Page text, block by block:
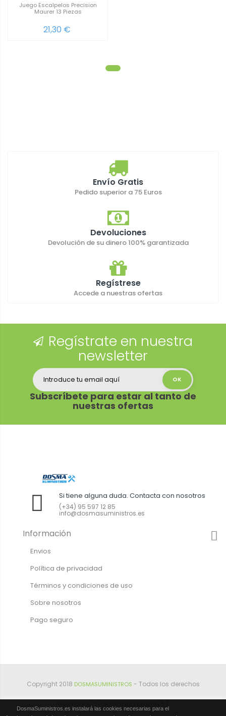
Juego Escalpelos Precision
Maurer 13 Piezas
21,30 €
Envío Gratis
Pedido superior a 75 Euros
Devoluciones
Devolución de su dinero 100% garantizada
Regístrese
Accede a nuestras ofertas
Regístrate en nuestra
newsletter
Subscríbete para estar al tanto de
nuestras ofertas
Si tiene alguna duda. Contacta con nosotros
(+34) 95 597 12 85
info@dosmasuministros.es
Información
Envios
Política de privacidad
Términos y condiciones de uso
Sobre nosotros
Pago seguro
DosmaSuministros.es instalará las cookies necesarias para el
Copyright 2018 DOSMASUMINISTROS - Todos los derechos
reservados a Electricidad Dosma S.L.